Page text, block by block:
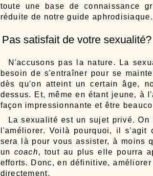
toute une base de connaissance
réduite de notre guide aphrodisiaque.
Pas satisfait de votre sexualité?
N'accusons pas la nature. La
besoin de s'entraîner pour se
dès qu'on atteint un certain âge,
dessus. Et, même en étant jeune, à
façon impressionnante et être
La sexualité est un sujet privé.
l'améliorer. Voilà pourquoi, il
sera là pour vous assister, à moins
un coach, tout au plus elle pourra
efforts. Donc, en définitive,
directement.